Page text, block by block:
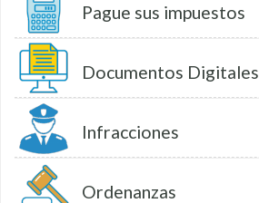
Pague sus impuestos
Documentos Digitales
Infracciones
Ordenanzas